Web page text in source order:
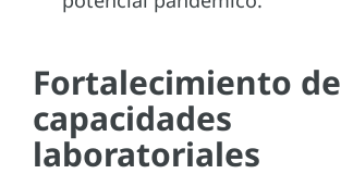
Fortalecimiento de
capacidades
laboratoriales